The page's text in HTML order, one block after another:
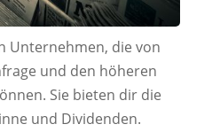
Unternehmen, die von
und den höheren
Sie bieten dir die
und Dividenden.